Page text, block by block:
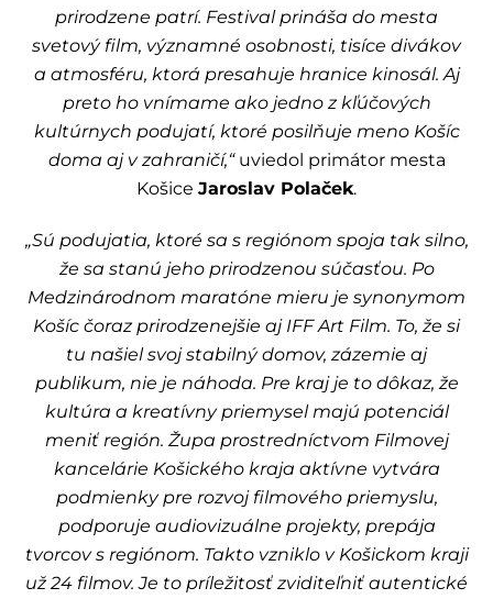
prirodzene patrí. Festival prináša do mesta
svetový film, významné osobnosti, tisíce divákov
a atmosféru, ktorá presahuje hranice kinosál. Aj
preto ho vnímame ako jedno z kľúčových
kultúrnych podujatí, ktoré posilňuje meno Košíc
doma aj v zahraničí,“ uviedol primátor mesta
Košice Jaroslav Polaček.
„Sú podujatia, ktoré sa s regiónom spoja tak silno,
že sa stanú jeho prirodzenou súčasťou. Po
Medzinárodnom maratóne mieru je synonymom
Košíc čoraz prirodzenejšie aj IFF Art Film. To, že si
tu našiel svoj stabilný domov, zázemie aj
publikum, nie je náhoda. Pre kraj je to dôkaz, že
kultúra a kreatívny priemysel majú potenciál
meniť región. Župa prostredníctvom Filmovej
kancelárie Košického kraja aktívne vytvára
podmienky pre rozvoj filmového priemyslu,
podporuje audiovizuálne projekty, prepája
tvorcov s regiónom. Takto vzniklo v Košickom kraji
už 24 filmov. Je to príležitosť zviditeľniť autentické